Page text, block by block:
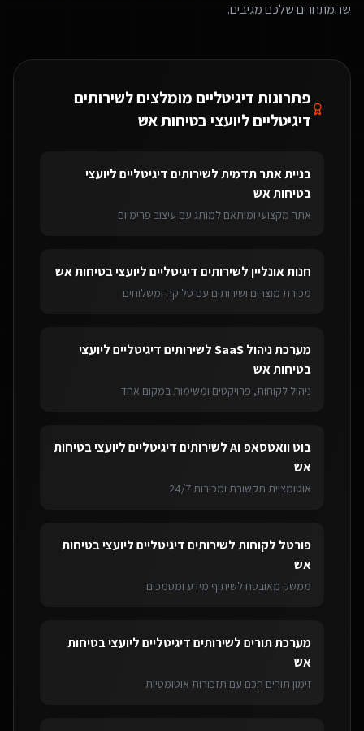
שהמתחרים שלכם מגיבים.
פתרונות דיגיטליים מומלצים לשירותים
דיגיטליים ליועצי בטיחות אש
בניית אתר תדמיתלשירותים דיגיטליים ליועצי
בטיחות אש
אתר מקצועי ומותאם למותג עם עיצוב פרימיום
חנות אונלייןלשירותים דיגיטליים ליועצי בטיחות אש
מכירת מוצרים ושירותים עם סליקה ומשלוחים
מערכת ניהול SaaS לשירותים דיגיטליים ליועצי
בטיחות אש
ניהול לקוחות, פרויקטים ומשימות במקום אחד
בוט וואטסאפ AI לשירותים דיגיטליים ליועצי בטיחות
אש
אוטומציית תקשורת ומכירות 24/7
פורטל לקוחותלשירותים דיגיטליים ליועצי בטיחות
אש
ממשק מאובטח לשיתוף מידע ומסמכים
מערכת תוריםלשירותים דיגיטליים ליועצי בטיחות
אש
זימון תורים חכם עם תזכורות אוטומטיות